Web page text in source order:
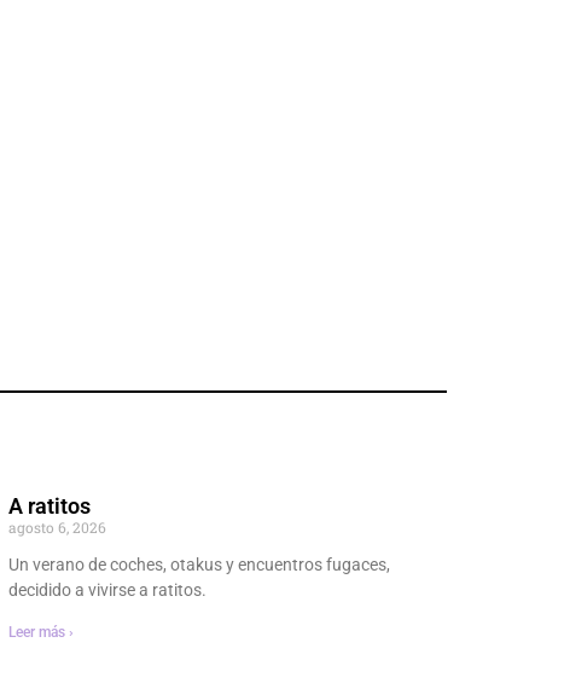
A ratitos
agosto 6, 2026
Un verano de coches, otakus y encuentros fugaces,
decidido a vivirse a ratitos.
Leer más ›